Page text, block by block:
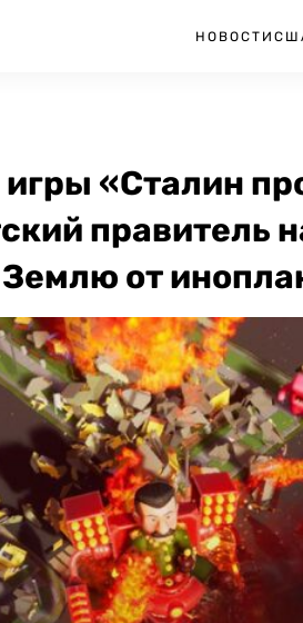
НОВОСТИ
«Сталин
правитель
от